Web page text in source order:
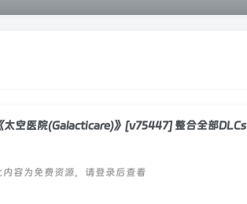
太空医院(Galacticare)》[v75447] 整合全部DLCs
内容为免费资源，请登录后查看